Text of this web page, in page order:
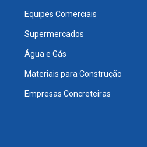
Equipes Comerciais
Supermercados
Água e Gás
Materiais para Construção
Empresas Concreteiras